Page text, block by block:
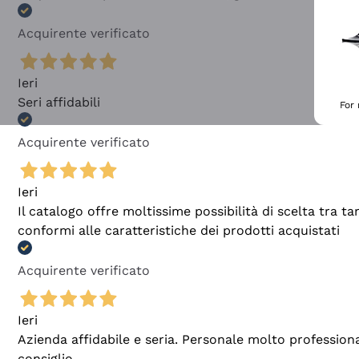
Acquirente verificato
Ieri
Seri affidabili
Acquirente verificato
Ieri
Il catalogo offre moltissime possibilità di scelta tra
conformi alle caratteristiche dei prodotti acquistati
Acquirente verificato
Ieri
Azienda affidabile e seria. Personale molto
For